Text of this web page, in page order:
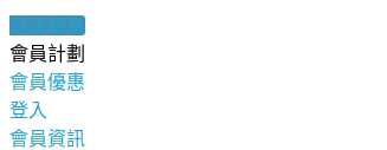
健康錦囊
會員計劃
會員優惠
登入
會員資訊